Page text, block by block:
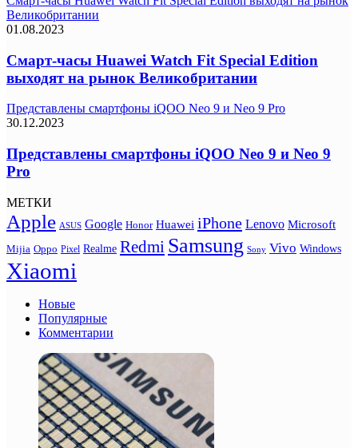
Великобритании
01.08.2023
Смарт-часы Huawei Watch Fit Special Edition
выходят на рынок Великобритании
Представлены смартфоны iQOO Neo 9 и Neo 9 Pro
30.12.2023
Представлены смартфоны iQOO Neo 9 и Neo 9
Pro
МЕТКИ
Apple ASUS Google Honor Huawei iPhone Lenovo Microsoft
Mijia Oppo Pixel Realme Redmi Samsung Sony Vivo Windows
Xiaomi
Новые
Популярные
Комментарии